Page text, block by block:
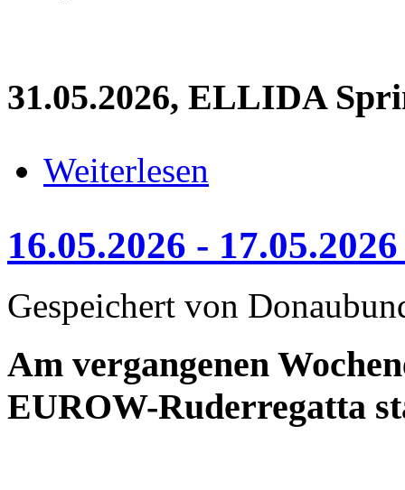
31.05.2026, ELLIDA
Weiterlesen
16.05.2026 -
Gespeichert von
Am vergangenen
EUROW-Ruderregatta